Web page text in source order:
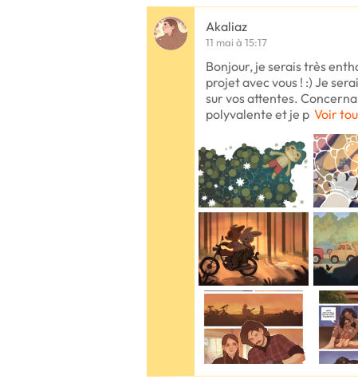
Akaliaz
11 mai à 15:17
Bonjour, je serais très
projet avec vous ! :) Je
sur vos attentes.
polyvalente et je p Voir